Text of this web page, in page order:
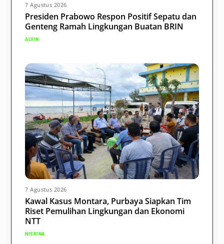
7 Agustus 2026
Presiden Prabowo Respon Positif Sepatu dan
Genteng Ramah Lingkungan Buatan BRIN
ALVIN
7 Agustus 2026
Kawal Kasus Montara, Purbaya Siapkan Tim
Riset Pemulihan Lingkungan dan Ekonomi
NTT
NISRINA